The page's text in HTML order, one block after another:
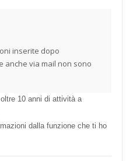
inserite dopo
anche via mail non sono
10 anni di attività a
dalla funzione che ti ho